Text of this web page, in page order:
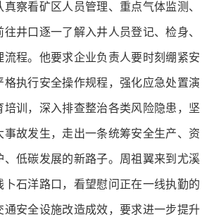
察看矿区人员管理、重点气体监测、
井口逐一了解入井人员登记、检身、
流程。他要求企业负责人要时刻绷紧安
格执行安全操作规程，强化应急处置演
培训，深入排查整治各类风险隐患，坚
事故发生，走出一条统筹安全生产、资
、低碳发展的新路子。周祖翼来到尤溪
卜石洋路口，看望慰问正在一线执勤的
通安全设施改造成效，要求进一步提升